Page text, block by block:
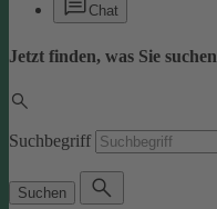
Chat
Jetzt finden, was Sie suchen
Suchbegriff
Suchen